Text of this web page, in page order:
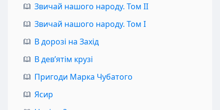
Звичай нашого народу. Том II
Звичай нашого народу. Том I
В дорозі на Захід
В дев’ятім крузі
Пригоди Марка Чубатого
Ясир